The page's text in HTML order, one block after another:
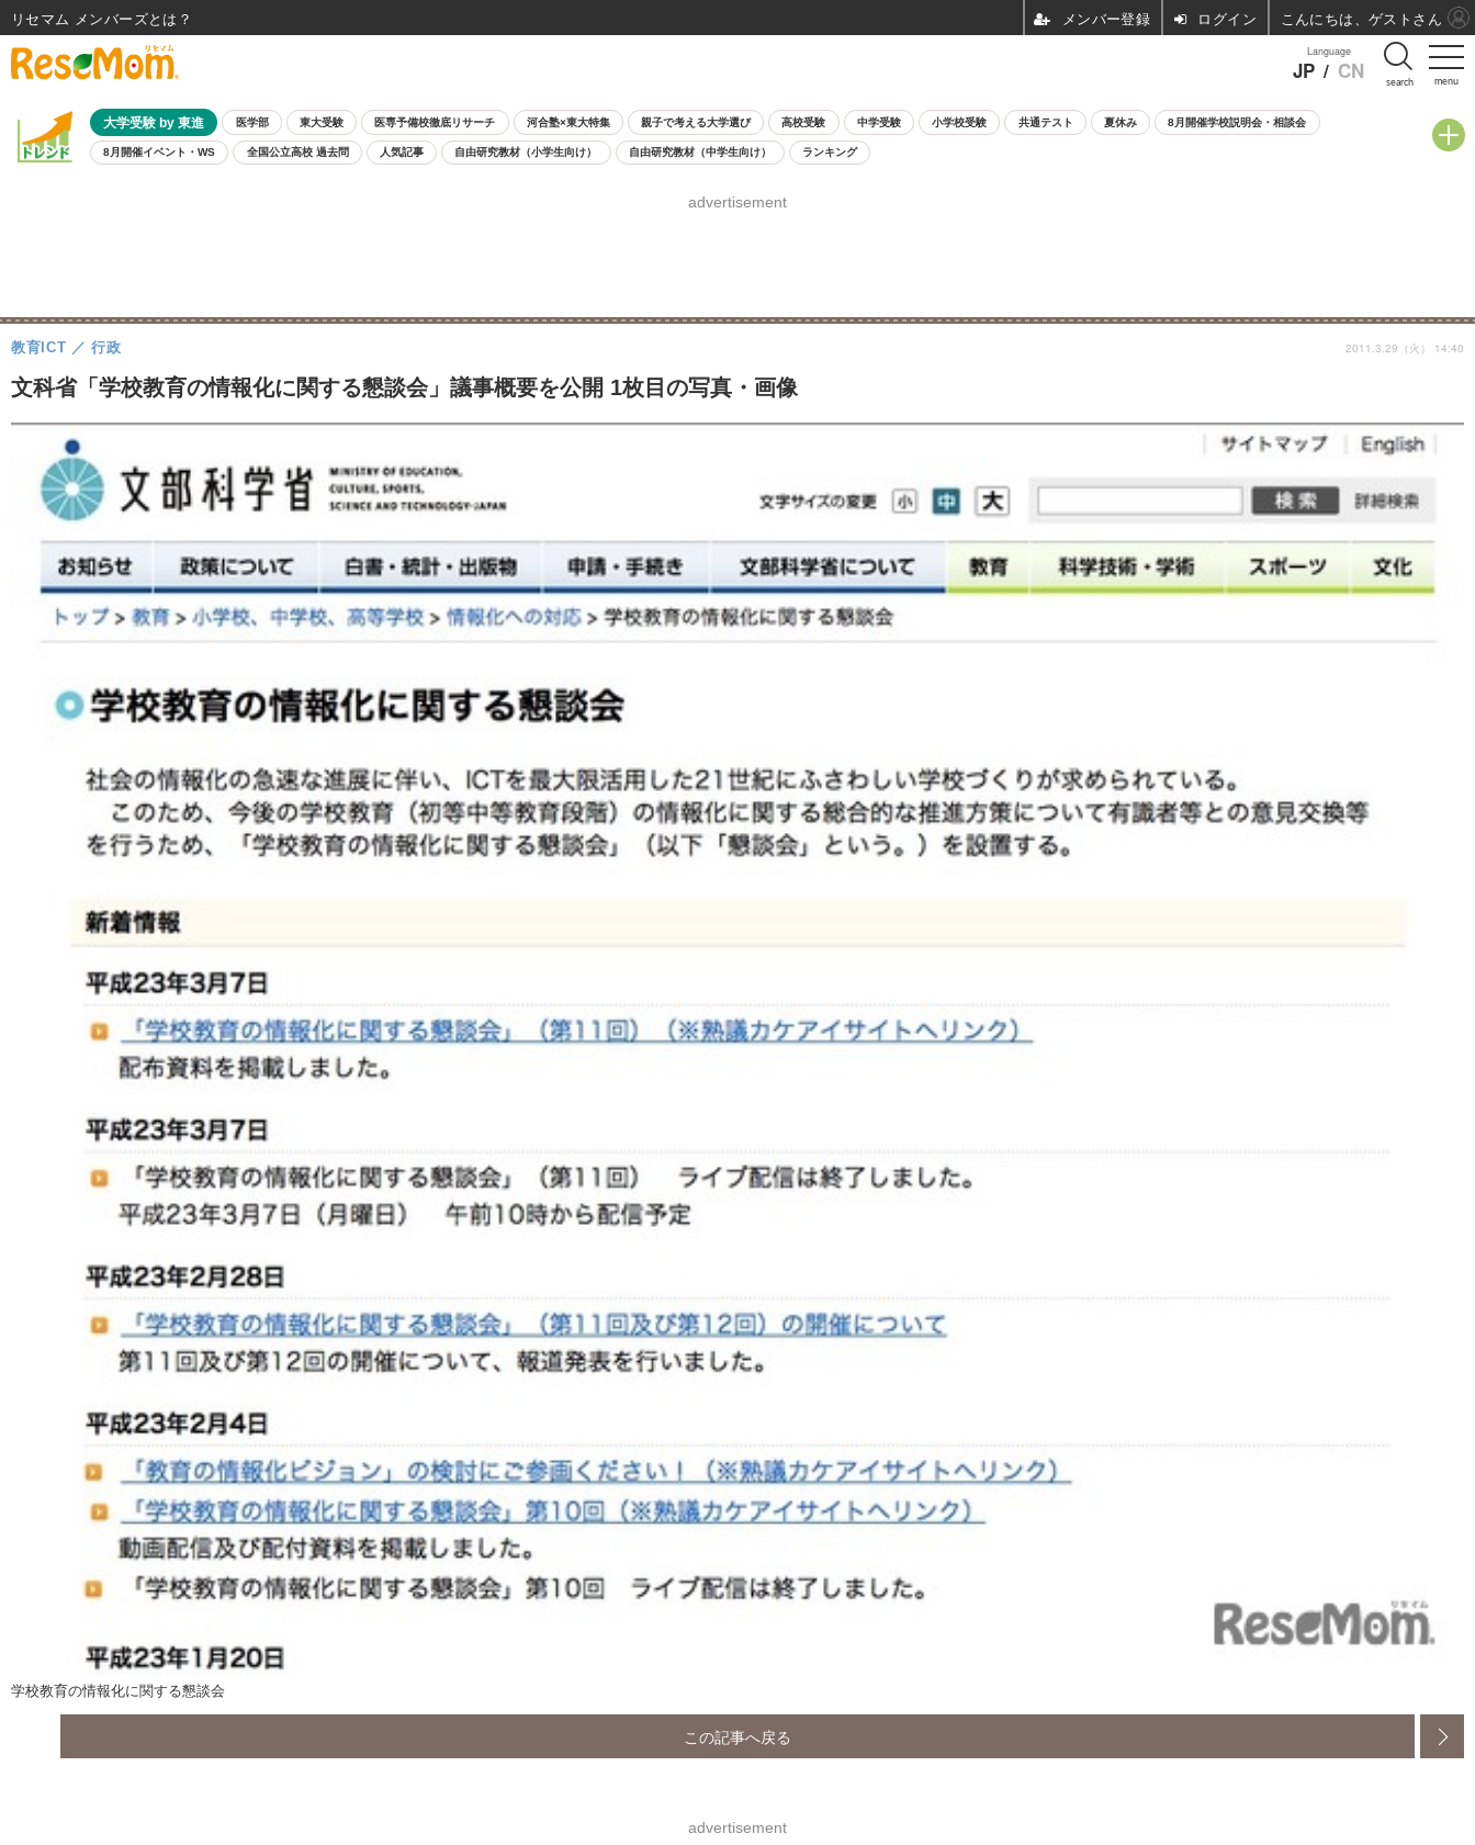
menu
Language
JP / CN search
大学受験 by 東進 医学部 東大受験 医専予備校徹底リサーチ 河合塾×東大特集 親子で考える大学選び 高校受験 中学受験 小学校受験 共通テスト 夏休み 8月開催学校説明会・相談会
8月開催イベント・WS 全国公立高校 過去問 人気記事 自由研究教材（小学生向け） 自由研究教材（中学生向け） ランキング
advertisement
文科省「学校教育の情報化に関する懇談会」議事概要を公開 1枚目の写真・画像
教育ICT 行政 2011.3.29（火） 14:40
学校教育の情報化に関する懇談会
この記事へ戻る
advertisement
リセマム メンバーズ ログイン こんにちは、ゲストさん